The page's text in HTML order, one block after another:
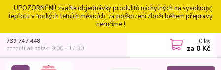
UPOZORNĚNÍ! zvažte objednávky produktů náchylných na vysokou
teplotu v horkých letních měsících, za poškození zboží během přepravy
neručíme !
739 747 448
pondělí až pátek: 9:00 - 17:30
0 ks
za 0 Kč